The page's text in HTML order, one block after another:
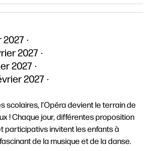
2027
2027
2027
scolaires, l’Opéra devient le terrain de
! Chaque jour, différentes proposition
participativs invitent les enfants à
de la musique et de la danse.